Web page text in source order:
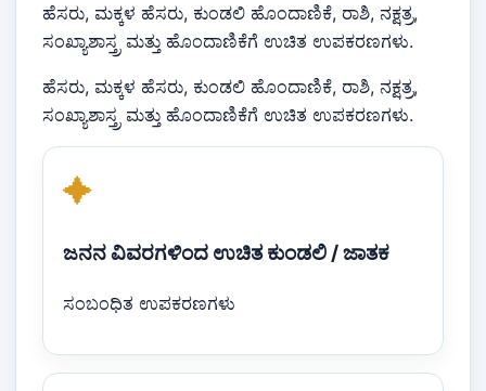
ಹೆಸರು, ಮಕ್ಕಳ ಹೆಸರು, ಕುಂಡಲಿ ಹೊಂದಾಣಿಕೆ, ರಾಶಿ, ನಕ್ಷತ್ರ,
ಸಂಖ್ಯಾಶಾಸ್ತ್ರ ಮತ್ತು ಹೊಂದಾಣಿಕೆಗೆ ಉಚಿತ ಉಪಕರಣಗಳು.
ಹೆಸರು, ಮಕ್ಕಳ ಹೆಸರು, ಕುಂಡಲಿ ಹೊಂದಾಣಿಕೆ, ರಾಶಿ, ನಕ್ಷತ್ರ,
ಸಂಖ್ಯಾಶಾಸ್ತ್ರ ಮತ್ತು ಹೊಂದಾಣಿಕೆಗೆ ಉಚಿತ ಉಪಕರಣಗಳು.
✦
ಜನನ ವಿವರಗಳಿಂದ ಉಚಿತ ಕುಂಡಲಿ / ಜಾತಕ
ಸಂಬಂಧಿತ ಉಪಕರಣಗಳು